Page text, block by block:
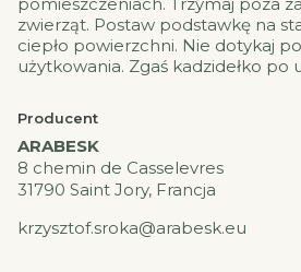
pomieszczeniach. Trzymaj poza
zwierząt. Postaw podstawkę na
ciepło powierzchni. Nie dotykaj
użytkowania. Zgaś kadzidełko po
Producent
ARABESK
8 chemin de Casselevres
31790 Saint Jory, Francja
krzysztof.sroka@arabesk.eu